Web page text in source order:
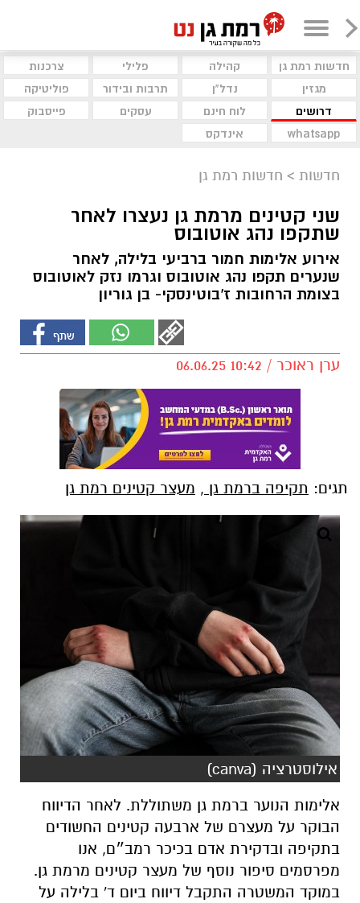
חדשות רמת גן קהילה פלילי
צרכנות
מגזין
נדל"ן תרבות ובידור
פוליטיקה
דרושים
לוח חינם עסקים
פייסבוק
whatsapp
אינדקס
חדשות > חדשות רמת גן
שני קטינים מרמת גן נעצרו לאחר
שתקפו נהג אוטובוס
אירוע אלימות חמור ברביעי בלילה, לאחר
שנערים תקפו נהג אוטובוס וגרמו נזק לאוטובוס
בצומת הרחובות ז'בוטינסקי- בן גוריון
ערן ראוכר / 10:42 06.06.25
תגים: תקיפה ברמת גן , מעצר קטינים רמת גן
אילוסטרציה (canva)
אלימות הנוער ברמת גן משתוללת. לאחר הדיווח
הבוקר על מעצרם של ארבעה קטינים החשודים
בתקיפה ובדקירת אדם בכיכר רמב״ם, אנו
מפרסמים סיפור נוסף של מעצר קטינים מרמת גן.
במוקד המשטרה התקבל דיווח ביום ד' בלילה על